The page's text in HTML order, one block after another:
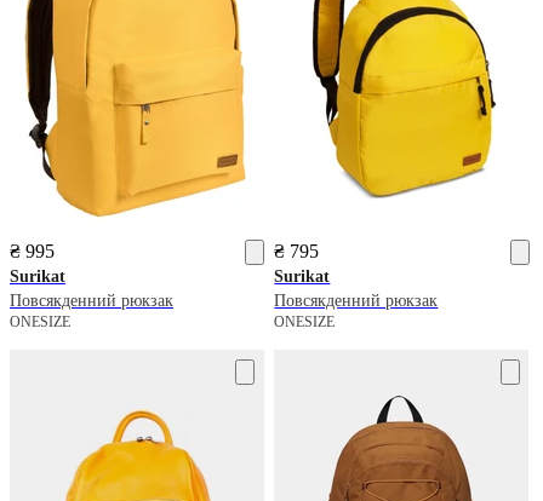
₴ 995
Surikat
Повсякденний рюкзак
ONESIZE
₴ 795
Surikat
Повсякденний рюкзак
ONESIZE